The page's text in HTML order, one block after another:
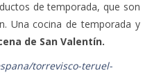
de temporada, que son
Una cocina de temporada y
torrevisco-teruel-